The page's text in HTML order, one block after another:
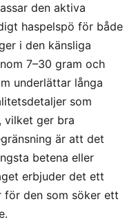
den aktiva
haspelspö för både
i den känsliga
7–30 gram och
underlättar långa
som
vilket ger bra
är att det
betena eller
erbjuder det ett
den som söker ett